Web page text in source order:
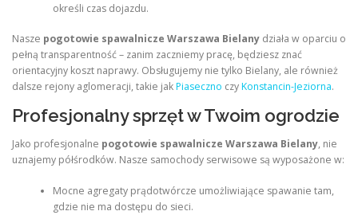
określi czas dojazdu.
Nasze pogotowie spawalnicze Warszawa Bielany działa w oparciu o
pełną transparentność – zanim zaczniemy pracę, będziesz znać
orientacyjny koszt naprawy. Obsługujemy nie tylko Bielany, ale również
dalsze rejony aglomeracji, takie jakPiaseczno czyKonstancin-Jeziorna.
Profesjonalny sprzęt w Twoim ogrodzie
Jako profesjonalne pogotowie spawalnicze Warszawa Bielany, nie
uznajemy półśrodków. Nasze samochody serwisowe są wyposażone w:
Mocne agregaty prądotwórcze umożliwiające spawanie tam,
gdzie nie ma dostępu do sieci.